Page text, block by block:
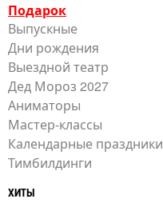
Подарок
Выпускные
Дни рождения
Выездной театр
Дед Мороз 2027
Аниматоры
Мастер-классы
Календарные праздники
Тимбилдинги
ХИТЫ